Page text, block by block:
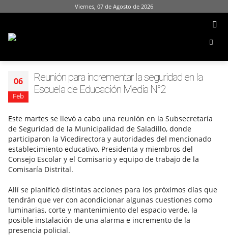
Viernes, 07 de Agosto de 2026
06
Feb
Reunión para incrementar la seguridad en la
Escuela de Educación Media N°2
Este martes se llevó a cabo una reunión en la Subsecretaría
de Seguridad de la Municipalidad de Saladillo, donde
participaron la Vicedirectora y autoridades del mencionado
establecimiento educativo, Presidenta y miembros del
Consejo Escolar y el Comisario y equipo de trabajo de la
Comisaría Distrital.
Allí se planificó distintas acciones para los próximos días que
tendrán que ver con acondicionar algunas cuestiones como
luminarias, corte y mantenimiento del espacio verde, la
posible instalación de una alarma e incremento de la
presencia policial.